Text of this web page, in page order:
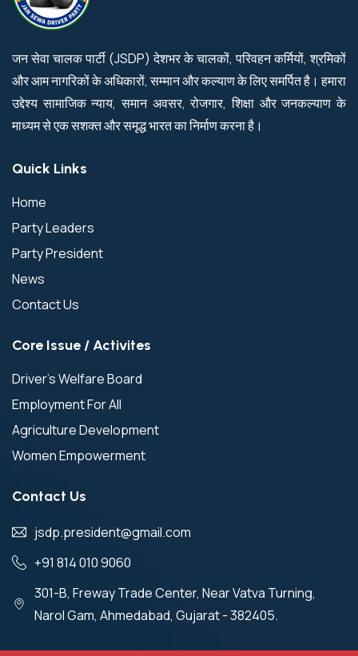
जन सेवा चालक पार्टी (JSDP) देशभर के चालकों, परिवहन कर्मियों, श्रमिकों
और आम नागरिकों के अधिकारों, सम्मान और कल्याण के लिए समर्पित है। हमारा
उद्देश्य सामाजिक न्याय, समान अवसर, रोजगार, शिक्षा और जनकल्याण के
माध्यम से एक सशक्त और समृद्ध भारत का निर्माण करना है।
Quick Links
Home
Party Leaders
Party President
News
Contact Us
Core Issue / Activites
Driver’s Welfare Board
Employment For All
Agriculture Development
Women Empowerment
Contact Us
jsdp.president@gmail.com
+91 814 010 9060
301-B, Freway Trade Center, Near Vatva Turning,
Narol Gam, Ahmedabad, Gujarat - 382405.